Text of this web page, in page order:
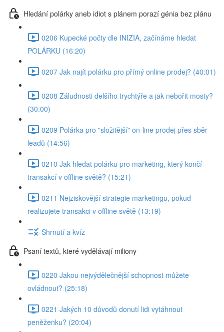
Hledání polárky aneb idiot s plánem porazí génia bez plánu
0206 Kupecké počty dle INIZIA, začínáme hledat
POLÁRKU (16:20)
0207 Jak najít polárku pro přímý online prodej? (40:01)
0208 Záludnosti delšího trychtýře a jak nebořit mosty?
(30:00)
0209 Polárka pro "složitější" on-line prodej přes sběr
leadů (14:56)
0210 Jak hledat polárku pro marketing, který končí
transakcí v offline světě? (15:21)
0211 Nejziskovější strategie marketingu, pokud
realizujete transakci v offline světě (13:19)
Shrnutí a kvíz
Psaní textů, které vydělávají miliony
0220 Jakou nejvýdělečnější schopnost můžete
ovládnout? (25:18)
0221 Jakých 10 důvodů donutí lidi vytáhnout
peněženku? (20:04)